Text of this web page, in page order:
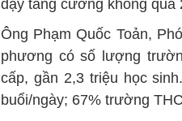
dạy tăng cường không quá
Ông Phạm Quốc Toản,
phương có số lượng
cấp, gần 2,3 triệu học
buổi/ngày; 67% trường